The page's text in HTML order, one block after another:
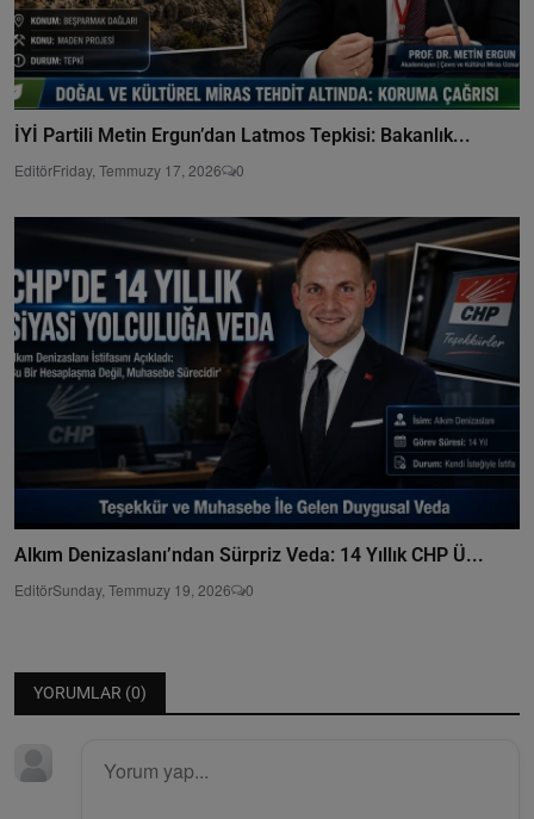
İYİ Partili Metin Ergun’dan Latmos Tepkisi: Bakanlık...
EditörFriday, Temmuzy 17, 2026 0
Alkım Denizaslanı’ndan Sürpriz Veda: 14 Yıllık CHP Ü...
EditörSunday, Temmuzy 19, 2026 0
YORUMLAR (0)